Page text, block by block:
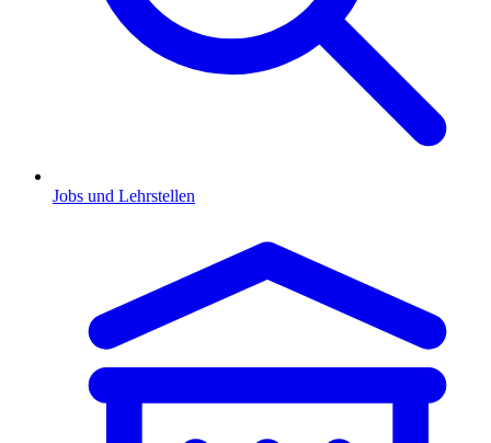
Jobs und Lehrstellen